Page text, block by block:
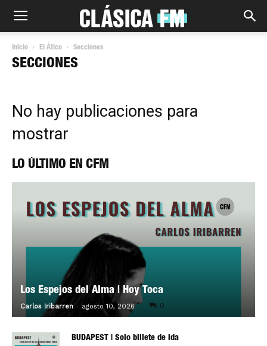
Inicio El Ático Secciones
SECCIONES
No hay publicaciones para
mostrar
LO ÚLTIMO EN CFM
Los Espejos del Alma | Hoy Toca
Carlos Iribarren - agosto 10, 2026 0
BUDAPEST | Solo billete de ida